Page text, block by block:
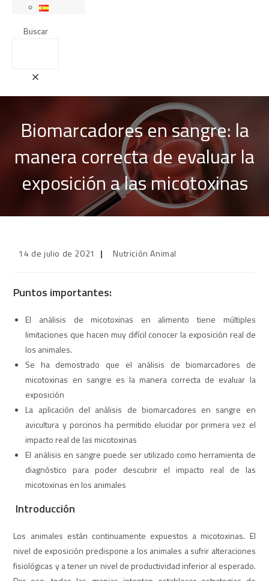
Buscar
Biomarcadores en sangre: la
manera correcta de evaluar la
exposición a las micotoxinas
Publicación
14 de julio de 2021
Categoría
Nutrición Animal
Puntos importantes:
El análisis de micotoxinas en alimento tiene múltiples
limitaciones que hacen muy difícil conocer la exposición real de
los animales.
Se ha demostrado que el análisis de biomarcadores de
micotoxinas en sangre es la manera correcta de evaluar la
exposición
La aplicación del análisis de biomarcadores en sangre en
avicultura y porcinos ha permitido elucidar por primera vez el
impacto real de las micotoxinas
El análisis en sangre puede ser utilizado como herramienta de
diagnóstico para poder descubrir el impacto real de las
micotoxinas en los animales
Introducción
Los animales están continuamente expuestos a micotoxinas. El
nivel de exposición predispone a los animales a sufrir alteraciones
fisiológicas y a tener un nivel de productividad inferior al esperado.